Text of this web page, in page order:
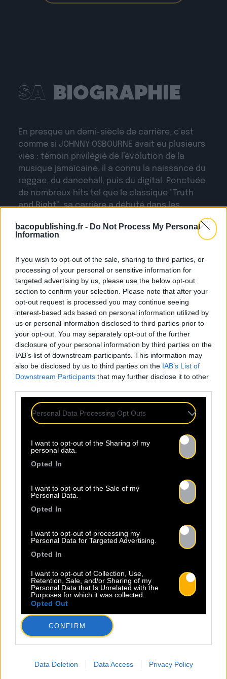
bacopublishing.fr - Do Not Process My Personal
Information
If you wish to opt-out of the sale, sharing to third parties, or
processing of your personal or sensitive information for
targeted advertising by us, please use the below opt-out
section to confirm your selection. Please note that after your
opt-out request is processed you may continue seeing
interest-based ads based on personal information utilized by
us or personal information disclosed to third parties prior to
your opt-out. You may separately opt-out of the further
disclosure of your personal information by third parties on the
IAB’s list of downstream participants. This information may
also be disclosed by us to third parties on the IAB’s List of
Downstream Participants that may further disclose it to other
Personal Data Processing Opt Outs
I want to opt-out of the Sharing of my
personal data.
Opted In
I want to opt-out of the Sale of my
Personal Data.
Opted In
I want to opt-out of processing my
Personal Data for Targeted Advertising.
Opted In
I want to opt-out of Collection, Use,
Retention, Sale, and/or Sharing of my
Personal Data that Is Unrelated with the
Purposes for which it was collected.
Opted Out
CONFIRM
Data Deletion Data Access Privacy Policy
SA BIOGRAPHIE
En presque un demi-siècle de carrière, c’est
comme si JOHNNY OSBOURNE avait eu plusieurs
vies : témoin privilégié de l’évolution de la
musique jamaïcaine, il a connu la naissance du
reggae, du dancehall, puis du digital. Ponctuée
de nombreux hits tel que le classique “Truth
and Right”, sa carrière a débuté dans les
Après un séjour au Canada où il s’essaye avec
en Jamaïque dans les années 80. Il travaille
notamment avec STUDIO ONE qui donnera
naissance à l’album légendaire “TRUTH AND
RIGHTS” et donc au titre éponyme. Puis, avec
KING JAMMY il enregistrera l’album à succès
“FOLLY RANKING”.
Plus discret à partir des années 90, il sera de
retour sur scène en 2012 pour une tournée des
festivals sur lesquels il démontrera à nouveau
sa prestance scénique légendaire.
collabore avec des grands noms du moment
comme CHINESE MAN sur le titre “Independant
Music” ou avec MAJOR LAZER sur “Jah No
inépuisable, un artiste de légende qui a su
rester à la page et offrir à chaque fois de
nouvelles productions inédites.
RETROUVEZNOS